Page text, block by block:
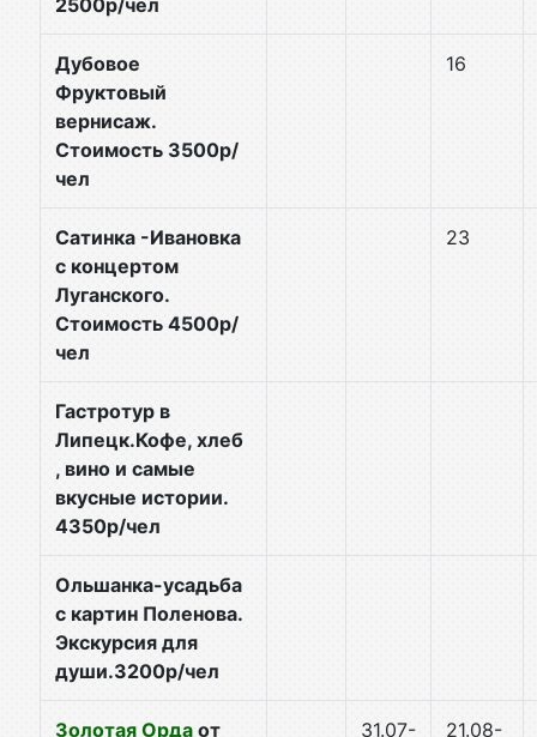
2500р/чел
Дубовое
Фруктовый
вернисаж.
Стоимость 3500р/
чел
16
Сатинка -Ивановка
с концертом
Луганского.
Стоимость 4500р/
чел
23
Гастротур в
Липецк.Кофе, хлеб
, вино и самые
вкусные истории.
4350р/чел
Ольшанка-усадьба
с картин Поленова.
Экскурсия для
души.3200р/чел
Золотая Орда от
31.07-
21.08-